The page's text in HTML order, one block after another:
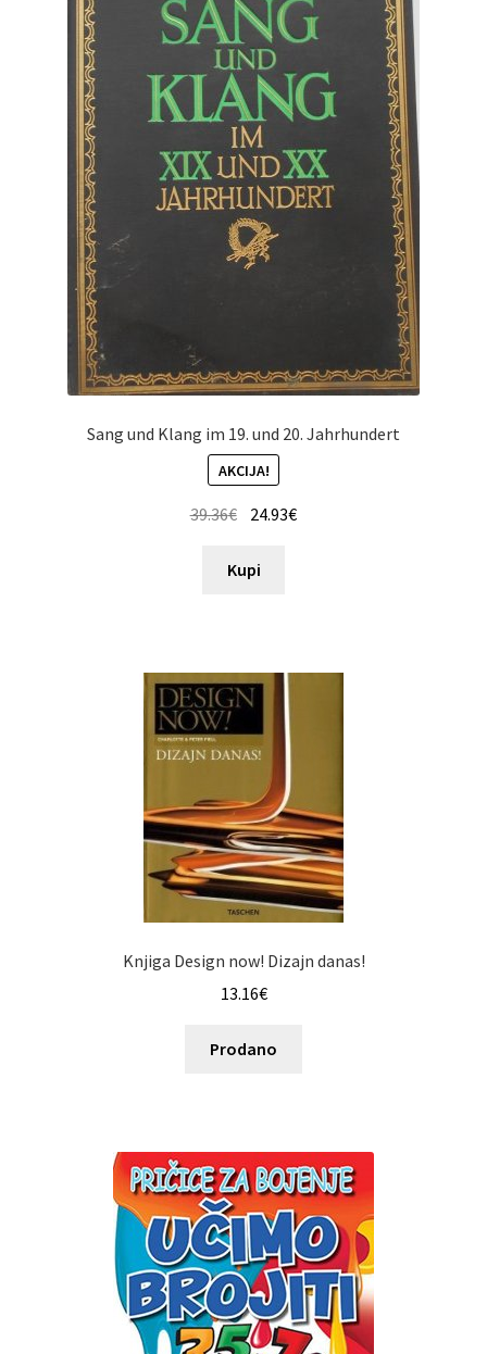
Sang und Klang im 19. und 20. Jahrhundert
AKCIJA!
39.36€ 24.93€
Kupi
Knjiga Design now! Dizajn danas!
13.16€
Prodano